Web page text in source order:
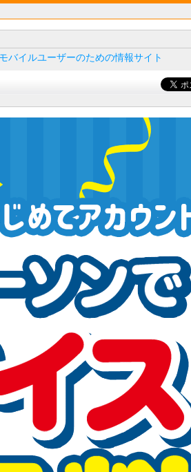
バイルユーザーのための情報サイト